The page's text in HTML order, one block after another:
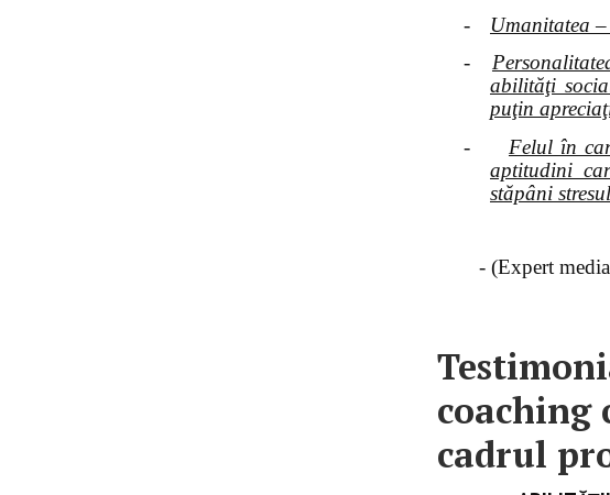
-
Umanitatea
-
abilităţi
puţin
-
Felul în
aptitudini
stăpâni
- (Expert
coaching
cadrul